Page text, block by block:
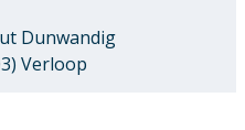
Dunwandig
Verloop